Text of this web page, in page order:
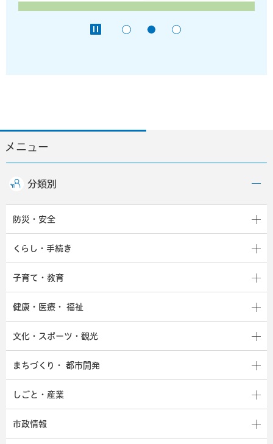
メニュー
分類別
防災・安全
くらし・手続き
子育て・教育
健康・医療・ 福祉
文化・スポーツ・観光
まちづくり・ 都市開発
しごと・産業
市政情報